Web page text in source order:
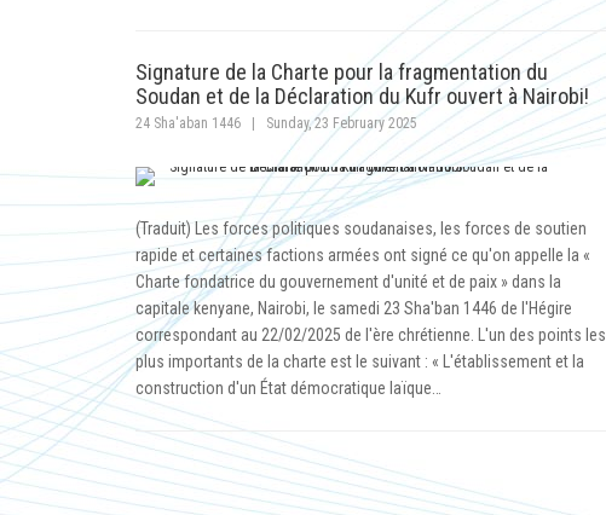
Signature de la Charte pour la fragmentation du
Soudan et de la Déclaration du Kufr ouvert à Nairobi!
24 Sha'aban 1446 Sunday, 23 February 2025
(Traduit) Les forces politiques soudanaises, les forces de soutien
rapide et certaines factions armées ont signé ce qu'on appelle la «
Charte fondatrice du gouvernement d'unité et de paix » dans la
capitale kenyane, Nairobi, le samedi 23 Sha'ban 1446 de l'Hégire
correspondant au 22/02/2025 de l'ère chrétienne. L'un des points les
plus importants de la charte est le suivant : « L'établissement et la
construction d'un État démocratique laïque…